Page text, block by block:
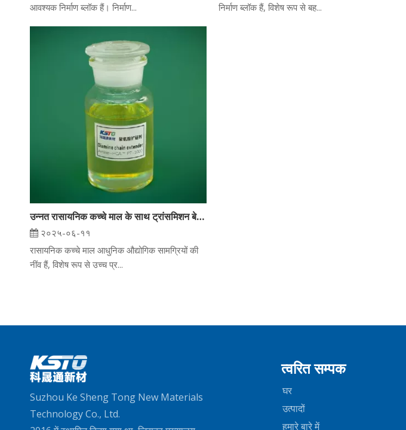
आवश्यक निर्माण ब्लॉक हैं। निर्माण...
निर्माण ब्लॉक हैं, विशेष रूप से बह...
उन्नत रासायनिक कच्चे माल के साथ ट्रांसमिशन बेल्ट और पाइप इन्सुलेशन एडिटिव्स को बढ़ाना
२०२५-०६-११
रासायनिक कच्चे माल आधुनिक औद्योगिक सामग्रियों की
नींव हैं, विशेष रूप से उच्च प्र...
Suzhou Ke Sheng Tong New Materials
Technology Co., Ltd.
त्वरित सम्पक
घर
उत्पादों
हमारे बारे में